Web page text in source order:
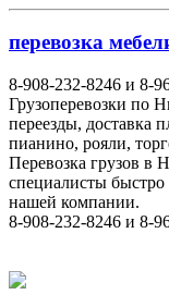
перевозка
8-908-232-8246 и 8-
Грузоперевозки по
переезды, доставка
пианино, рояли,
Перевозка грузов
специалисты
нашей компании.
8-908-232-8246 и 8-